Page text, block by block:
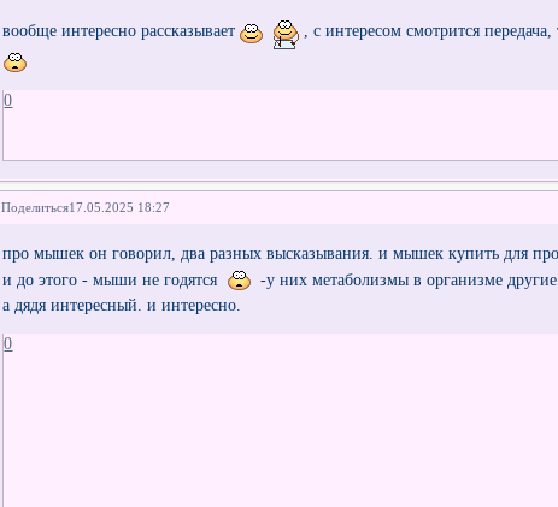
вообще интересно рассказывает , с интересом смотрится
0
Поделиться17.05.2025 18:27
про мышек он говорил, два разных высказывания. и мышек купить для
и до этого - мыши не годятся
-у них метаболизмы в организме
а дядя интересный. и интересно.
0